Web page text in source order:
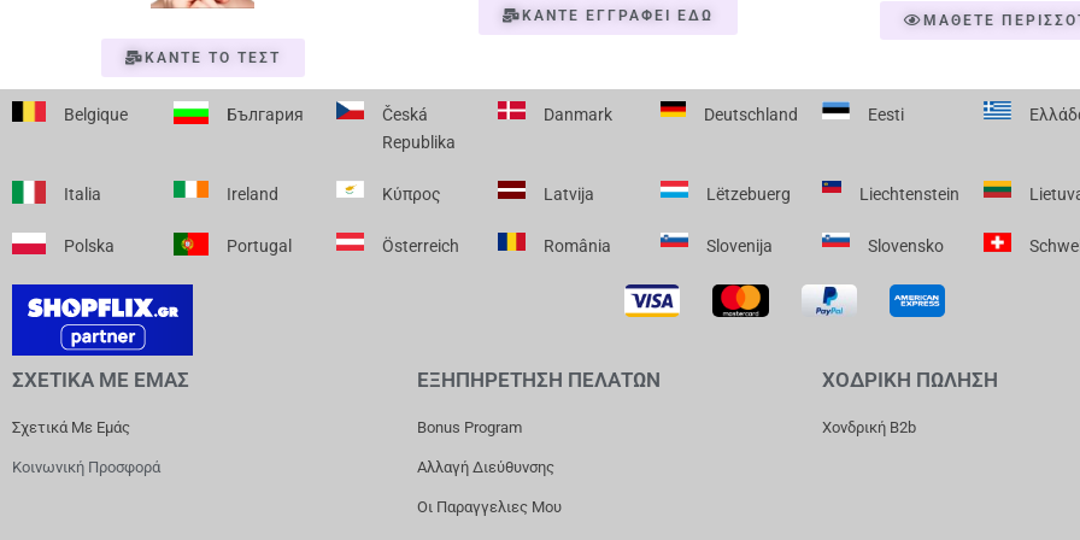
ΚΑΝΤΕ ΤΟ ΤΕΣΤ
ΚΑΝΤΕ ΕΓΓΡΑΦΕΙ ΕΔΩ ΜΑΘΕΤΕ
Belgique България
Česká
Republika
Danmark Deutschland Eesti
Italia Ireland Κύπρος Latvija Lëtzebuerg Liechtenstein
Polska Portugal Österreich România Slovenija Slovensko
ΣΧΕΤΙΚΑ ΜΕ ΕΜΑΣ
Σχετικά Με Εμάς
Κοινωνική Προσφορά
ΕΞΗΠΗΡΕΤΗΣΗ ΠΕΛΑΤΩΝ
Bonus Program
Αλλαγή Διεύθυνσης
Οι Παραγγελιες Μου
ΧΟΔΡΙΚΗ ΠΩΛΗΣΗ
Χονδρική B2b